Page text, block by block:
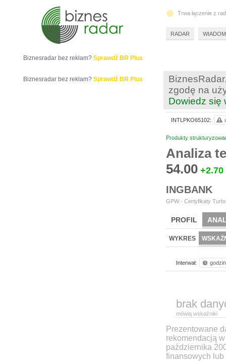
zgodę na
Dowiedz się
Produkty
Analiza
54.00 +2.70
INGBANK
GPW - Certyfikaty
PROFIL
WYKRES
Interwał:
brak
mówią wskaźniki
Prezentowane
rekomendacją
października
finansowych lub
INTLPKO65102:
Biznesradar bez reklam? Sprawdź BR Plus
Biznesradar bez reklam? Sprawdź BR Plus
Trwa łączenie z
RADAR